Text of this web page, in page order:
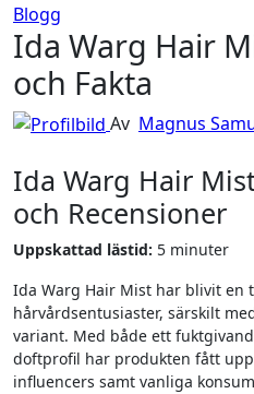
Blogg
Ida Warg Hair
och Fakta
Av Magnus
Ida Warg Hair
och Recensioner
Uppskattad lästid: 5 minuter
Ida Warg Hair Mist har blivit en
hårvårdsentusiaster, särskilt
variant. Med både ett
doftprofil har produkten fått
influencers samt vanliga